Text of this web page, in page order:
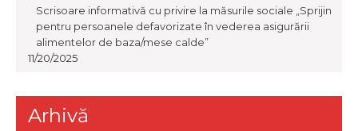
Scrisoare informativă cu privire la măsurile sociale „Sprijin
pentru persoanele defavorizate în vederea asigurării
alimentelor de baza/mese calde”
11/20/2025
Arhivă